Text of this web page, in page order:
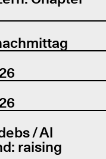
/ Al
raising